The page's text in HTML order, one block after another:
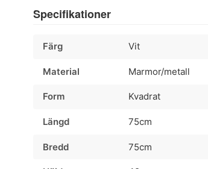
Specifikationer
Färg Vit
Material Marmor/metall
Form Kvadrat
Längd 75cm
Bredd 75cm